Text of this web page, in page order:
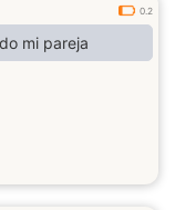
0.2
mi pareja